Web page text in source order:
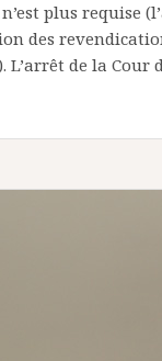
plus requise
des
L’arrêt de la